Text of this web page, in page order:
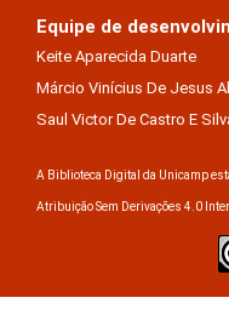
Equipe de
Keite Aparecida Duarte
Márcio Vinícius De Jesus
Saul Victor De Castro E
A Biblioteca Digital da Unicamp
Atribuição Sem Derivações 4.0